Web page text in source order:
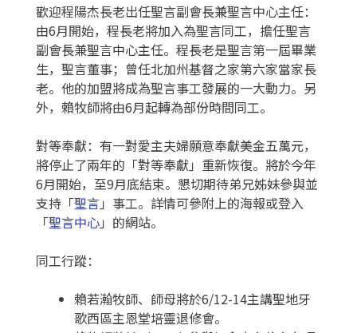
歡迎程陽杰長老出任聖言副會長兼聖言中心主任：
由6月開始，程長老將加入為聖言同工，擔任聖言
副會長兼聖言中心主任。程長老是聖言第一屆畢業
生，聖言董事；曾任北加州基督之家第六家當家長
老。他的加盟將成為聖言事工發展的一大動力。另
外，賴牧師將由6月起轉為部份時間同工。
對等奉獻：有一對愛主夫婦願意奉獻美金五萬元，
將停止了兩年的「對等奉獻」重新恢復。將於今年
6月開始，至9月底結束。懇切期待弟兄姊妹參與並
支持「聖言」事工。詳情可參附上的海報或登入
「聖言中心」的網站。
同工行蹤：
賴若瀚牧師、師母將於6/12-14主講聖地牙
歌西區主恩堂培靈退修會。